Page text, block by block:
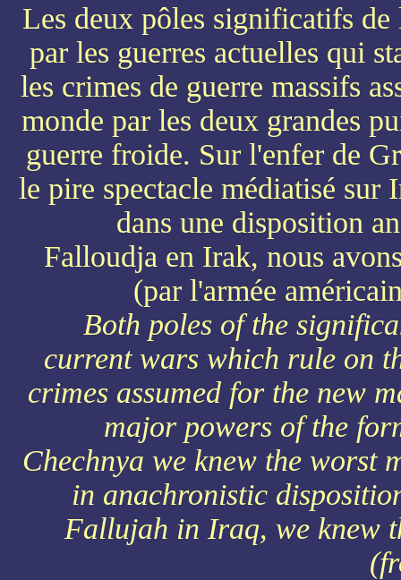
Les deux pôles significatifs
par les guerres actuelles qui
les crimes de guerre massifs
monde par les deux grandes
guerre froide. Sur l'enfer de
le pire spectacle médiatisé sur
dans une disposition
Falloudja en Irak, nous
(par l'armée
Both poles of the
current wars which rule on
crimes assumed for the new
major powers of the
Chechnya we knew the worst
in anachronistic
Fallujah in Iraq, we knew